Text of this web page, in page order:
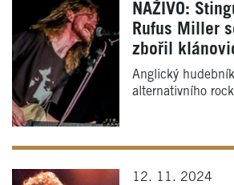
NAŽIVO:
Rufus Miller
zbořil
Anglický
alternativního
12. 11. 2024